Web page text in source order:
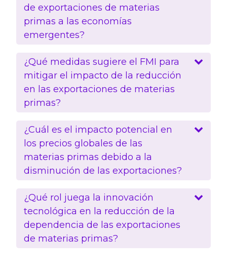
de exportaciones de materias
primas a las economías
emergentes?
¿Qué medidas sugiere el FMI para
mitigar el impacto de la reducción
en las exportaciones de materias
primas?
¿Cuál es el impacto potencial en
los precios globales de las
materias primas debido a la
disminución de las exportaciones?
¿Qué rol juega la innovación
tecnológica en la reducción de la
dependencia de las exportaciones
de materias primas?